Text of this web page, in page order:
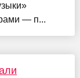
— п...